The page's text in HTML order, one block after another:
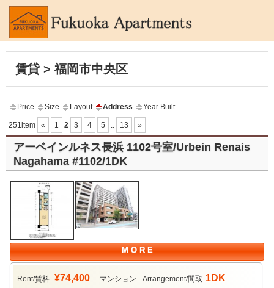
賃貸 > 福岡市中央区
Price Size Layout Address Year Built
251item « 1 2 3 4 5 13 »
アーベインルネス長浜 1102号室/Urbein Renais
Nagahama #1102/1DK
M O R E
Rent/賃料 ¥74,400 マンション Arrangement/間取 1DK